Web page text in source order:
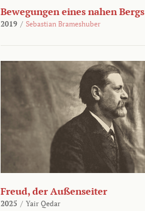
Bewegungen eines nahen Bergs
2019 / Sebastian Brameshuber
Freud, der Außenseiter
2025 / Yair Qedar